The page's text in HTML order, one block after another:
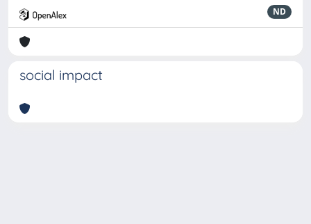
ND
social impact